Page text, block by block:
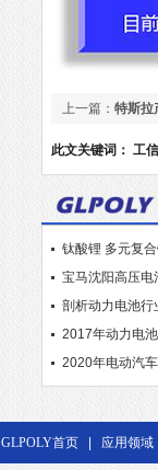
上一篇： 特斯拉
此文关键词： 工
钛酸锂 多元复
宝马沈阳高压电
剖析动力电池行
2017年动力电
2020年电动汽
GLPOLY首页 应用领域